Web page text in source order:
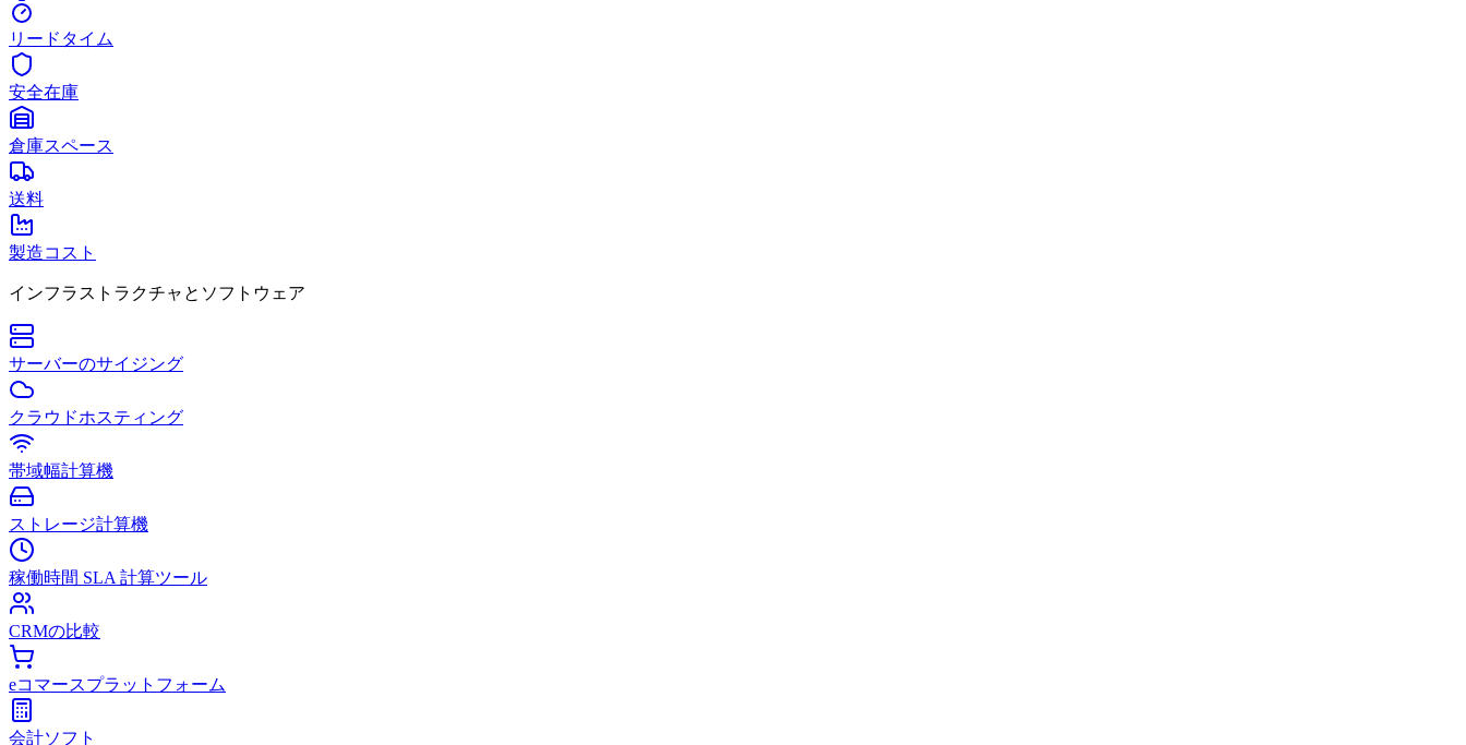
リードタイム
安全在庫
倉庫スペース
送料
製造コスト
インフラストラクチャとソフトウェア
サーバーのサイジング
クラウドホスティング
帯域幅計算機
ストレージ計算機
稼働時間 SLA 計算ツール
CRMの比較
eコマースプラットフォーム
会計ソフト